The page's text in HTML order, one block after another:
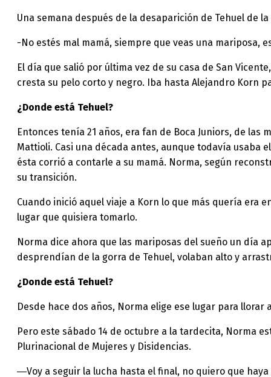
Una semana después de la desaparición de Tehuel de
-No estés mal mamá, siempre que veas una mariposa,
El día que salió por última vez de su casa de San
cresta su pelo corto y negro. Iba hasta Alejandro Korn
¿Donde está Tehuel?
Entonces tenía 21 años, era fan de Boca Juniors, de
Mattioli. Casi una década antes, aunque todavía usaba
ésta corrió a contarle a su mamá. Norma, según
su transición.
Cuando inició aquel viaje a Korn lo que más quería era
lugar que quisiera tomarlo.
Norma dice ahora que las mariposas del sueño un día
desprendían de la gorra de Tehuel, volaban alto y
¿Donde está Tehuel?
Desde hace dos años, Norma elige ese lugar para
Pero este sábado 14 de octubre a la tardecita, Norma
Plurinacional de Mujeres y Disidencias.
―Voy a seguir la lucha hasta el final, no quiero que